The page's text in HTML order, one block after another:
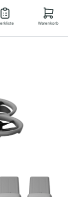
DE
Warenkorb